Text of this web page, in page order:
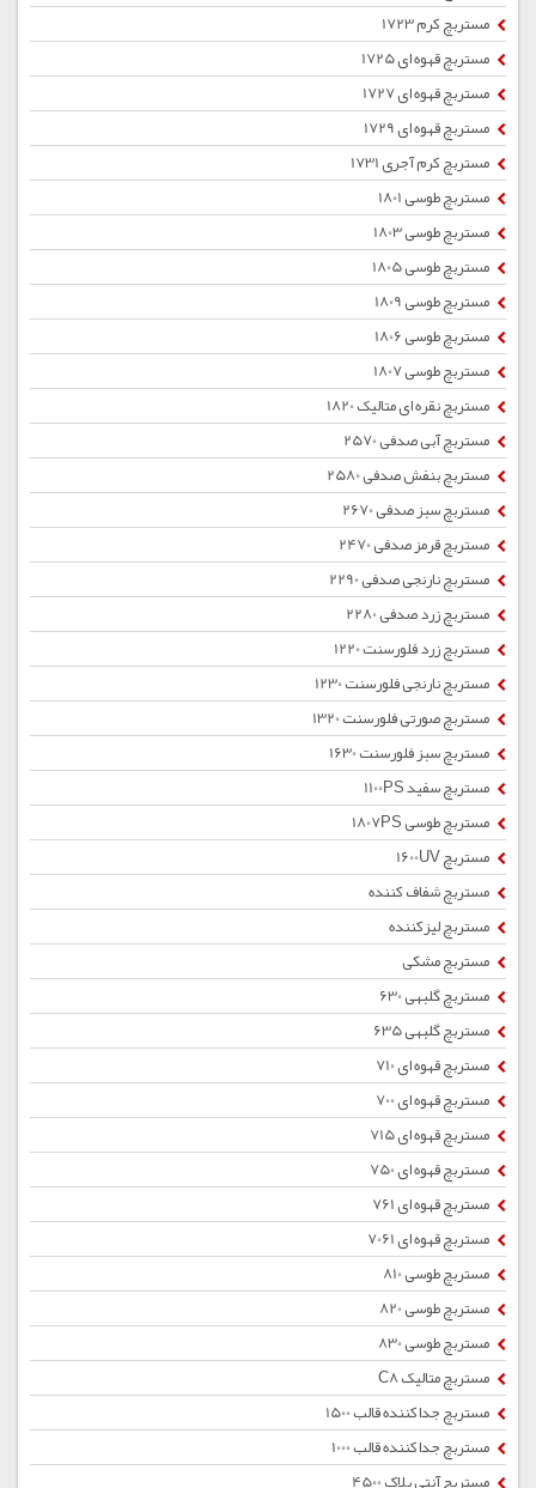
مستربچ کرم 1723
مستربچ قهوه ای 1725
مستربچ قهوه ای 1727
مستربچ قهوه ای 1729
مستربچ کرم آجری 1731
مستربچ طوسی 1801
مستربچ طوسی 1803
مستربچ طوسی 1805
مستربچ طوسی 1809
مستربچ طوسی 1806
مستربچ طوسی 1807
مستربچ نقره ای متالیک 1820
مستربچ آبی صدفی 2570
مستربچ بنفش صدفی 2580
مستربچ سبز صدفی 2670
مستربچ قرمز صدفی 2470
مستربچ نارنجی صدفی 2290
مستربچ زرد صدفی 2280
مستربچ زرد فلورسنت 1220
مستربچ نارنجی فلورسنت 1230
مستربچ صورتی فلورسنت 1320
مستربچ سبز فلورسنت 1630
مستربچ سفید 1100PS
مستربچ طوسی 1807PS
مستربچ 1600UV
مستربچ شفاف کننده
مستربچ لیزکننده
مستربچ مشکی
مستربچ گلبهی 630
مستربچ گلبهی 635
مستربچ قهوه ای 710
مستربچ قهوه ای 700
مستربچ قهوه ای 715
مستربچ قهوه ای 750
مستربچ قهوه ای 761
مستربچ قهوه ای 7061
مستربچ طوسی 810
مستربچ طوسی 820
مستربچ طوسی 830
مستربچ متالیک C8
مستربچ جداکننده قالب 1500
مستربچ جداکننده قالب 1000